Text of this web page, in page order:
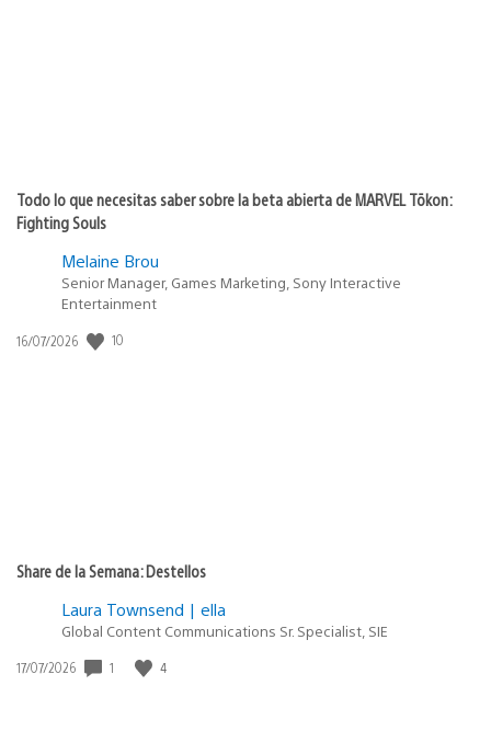
Todo lo que necesitas saber sobre la beta abierta de MARVEL Tōkon:
Fighting Souls
Melaine Brou
Senior Manager, Games Marketing, Sony Interactive
Entertainment
Fecha
16/07/2026 10
Share de la Semana: Destellos
Laura Townsend | ella
Global Content Communications Sr. Specialist, SIE
Fecha
17/07/2026 1 4